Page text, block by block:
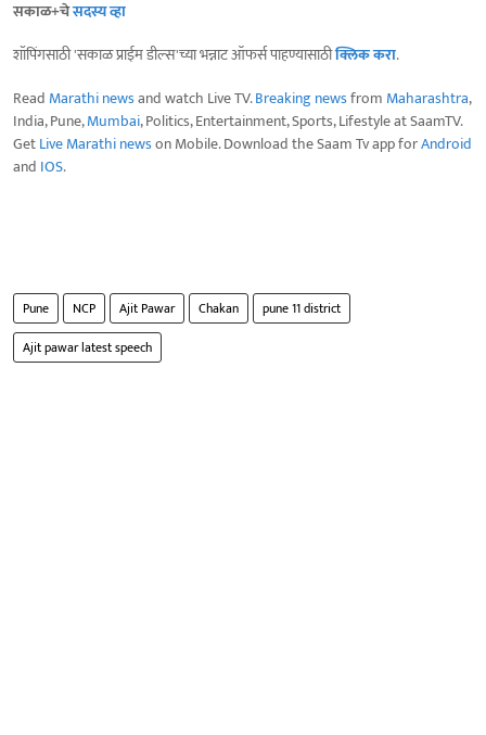
सकाळ+चेसदस्य व्हा
शॉपिंगसाठी 'सकाळ प्राईम डील्स'च्या भन्नाट ऑफर्स पाहण्यासाठीक्लिक करा.
Read Marathi newsand watch Live TV.Breaking newsfrom Maharashtra,
India, Pune,Mumbai, Politics, Entertainment, Sports, Lifestyle at SaamTV.
GetLive Marathi newson Mobile. Download the Saam Tv app forAndroid
and IOS.
Pune NCP Ajit Pawar Chakan
pune 11 district
Ajit pawar latest speech